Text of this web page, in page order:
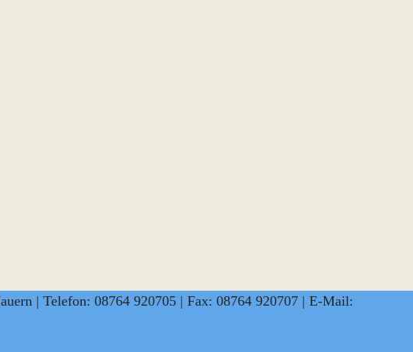
| Telefon: 08764 920705 | Fax: 08764 920707 | E-Mail: